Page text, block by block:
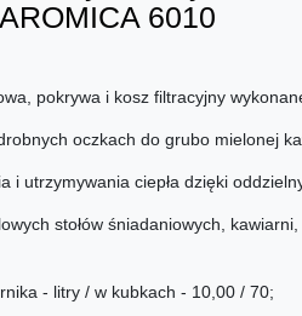
6010
pokrywa i kosz filtracyjny
oczkach do grubo mielonej
i utrzymywania ciepła dzięki
stołów śniadaniowych,
- litry / w kubkach - 10,00 / 70;